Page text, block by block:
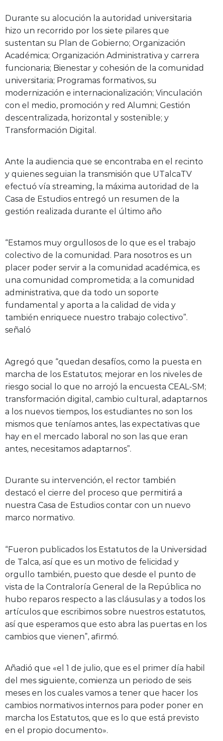
Durante su alocución la autoridad universitaria
hizo un recorrido por los siete pilares que
sustentan su Plan de Gobierno; Organización
Académica; Organización Administrativa y carrera
funcionaria; Bienestar y cohesión de la comunidad
universitaria; Programas formativos, su
modernización e internacionalización; Vinculación
con el medio, promoción y red Alumni; Gestión
descentralizada, horizontal y sostenible; y
Transformación Digital.
Ante la audiencia que se encontraba en el recinto
y quienes seguian la transmisión que UTalcaTV
efectuó vía streaming, la máxima autoridad de la
Casa de Estudios entregó un resumen de la
gestión realizada durante el último año
“Estamos muy orgullosos de lo que es el trabajo
colectivo de la comunidad. Para nosotros es un
placer poder servir a la comunidad académica, es
una comunidad comprometida; a la comunidad
administrativa, que da todo un soporte
fundamental y aporta a la calidad de vida y
también enriquece nuestro trabajo colectivo”.
señaló
Agregó que “quedan desafíos, como la puesta en
marcha de los Estatutos; mejorar en los niveles de
riesgo social lo que no arrojó la encuesta CEAL-SM;
transformación digital, cambio cultural, adaptarnos
a los nuevos tiempos, los estudiantes no son los
mismos que teníamos antes, las expectativas que
hay en el mercado laboral no son las que eran
antes, necesitamos adaptarnos”.
Durante su intervención, el rector también
destacó el cierre del proceso que permitirá a
nuestra Casa de Estudios contar con un nuevo
marco normativo.
“Fueron publicados los Estatutos de la Universidad
de Talca, así que es un motivo de felicidad y
orgullo también, puesto que desde el punto de
vista de la Contraloría General de la República no
hubo reparos respecto a las cláusulas y a todos los
artículos que escribimos sobre nuestros estatutos,
así que esperamos que esto abra las puertas en los
cambios que vienen”, afirmó.
Añadió que «el 1 de julio, que es el primer día habil
del mes siguiente, comienza un periodo de seis
meses en los cuales vamos a tener que hacer los
cambios normativos internos para poder poner en
marcha los Estatutos, que es lo que está previsto
en el propio documento».